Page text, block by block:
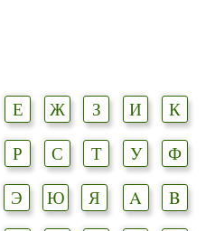
Е Ж З И
К
Р С Т У
Ф
Э Ю Я A
B